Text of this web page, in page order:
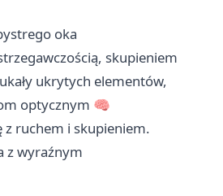
oka
skupieniem
ukrytych elementów,
optycznym 🧠
z ruchem i skupieniem.
z wyraźnym